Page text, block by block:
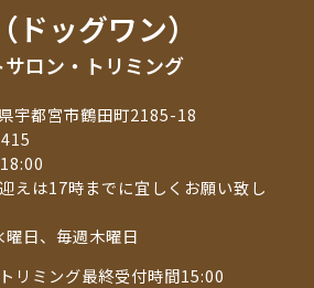
ッグワン）
ロン・トリミング
宇都宮市鶴田町2185-18
えは17時までに宜しくお願い致し
日、毎週木曜日
ミング最終受付時間15:00